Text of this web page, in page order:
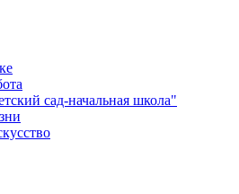
сад-начальная школа"